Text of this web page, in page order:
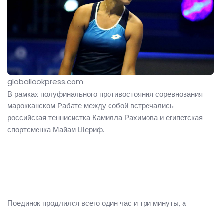
globallookpress.com
В рамках полуфинального противостояния соревнования
марокканском Рабате между собой встречались
российская теннисистка Камилла Рахимова и египетская
спортсменка Майам Шериф.
Поединок продлился всего один час и три минуты, а